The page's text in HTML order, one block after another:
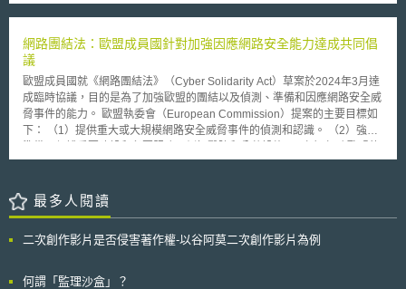
持，其目的在於美國面臨對頻譜使用的需求量增加之際，能在頻譜的研究與
體行動如下： 建置國家無線電動態區域（National Radio Dynamic Zones,
NRDZ）：藉由建立新的前導測試的測試範圍，使研究人員得對頻譜的使用
者進行動態頻譜（dynamic spectrum）的研究和開發； 國家頻譜創新和勞
動力發展計畫：建立頻譜相關研究人員聯繫管道，並增加頻譜相關勞動力，
以支持未來頻譜之相關產業發展； 頻譜研究活動：藉此發展出更多涉及頻
譜的應用，特別是跨領域性質的研究活動； 教育和勞動力發展計畫：透過
教育和培訓計畫培養兼具專業且多元性的頻譜相關勞動力。 此份合作
網路團結法：歐盟成員國針對加強因應網路安全能力達成共同倡
議
歐盟成員國就《網路團結法》（Cyber Solidarity Act）草案於2024年3月達
成臨時協議，目的是為了加強歐盟的團結以及偵測、準備和因應網路安全威
脅事件的能力。 歐盟執委會（European Commission）提案的主要目標如
下： （1）提供重大或大規模網路安全威脅事件的偵測和認識。 （2）強化
團結以及成員國之間有一致的危機管理與應變能力。 （4）最後，致力確保
威脅，該法規草案建立了「網路安全警報系統」（cyber security alert
system），這是一個由歐盟地區的國家和跨國界的網絡樞紐組成的泛歐洲基
威脅的相關事件。 該草案亦建立網路緊急機制（cybersecurity emergency
準備行動：包含根據常見的危機情境和方法，測試高度關鍵部門（highly
最多人閱讀
二次創作影片是否侵害著作權-以谷阿莫二次創作影片為例
何謂「監理沙盒」？